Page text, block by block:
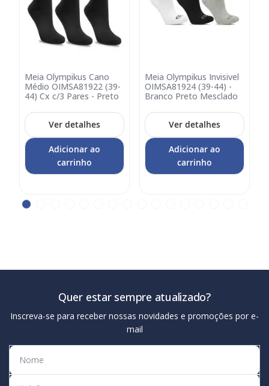
Meia Olympikus Cano
Médio OIMSA81922 (39-
44) Cx c/3 Pares - Preto
Adicionar
no
carrinho
Ver detalhes
Adicionar ao
carrinho
Meia Olympikus Invisivel
OIMSA81924 (39-44) -
Branco Preto Mesclado
Adicionar
no
carrinho
Ver detalhes
Adicionar ao
carrinho
Quer estar sempre atualizado?
Inscreva-se para receber nossas novidades e promoções por e-
mail